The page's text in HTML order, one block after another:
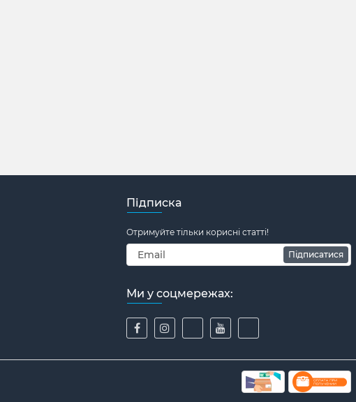
Підписка
Отримуйте тільки корисні статті!
Підписатися
Ми у соцмережах: